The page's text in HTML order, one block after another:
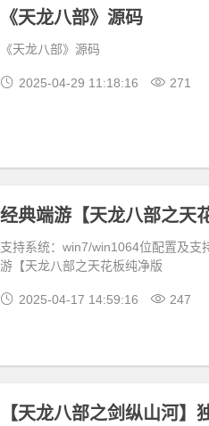
《天龙八部》源码
《天龙八部》源码
2025-04-29 11:18:16 271
支持系统：win7/win1064位配置及支
游【天龙八部之天花板纯净版
2025-04-17 14:59:16 247